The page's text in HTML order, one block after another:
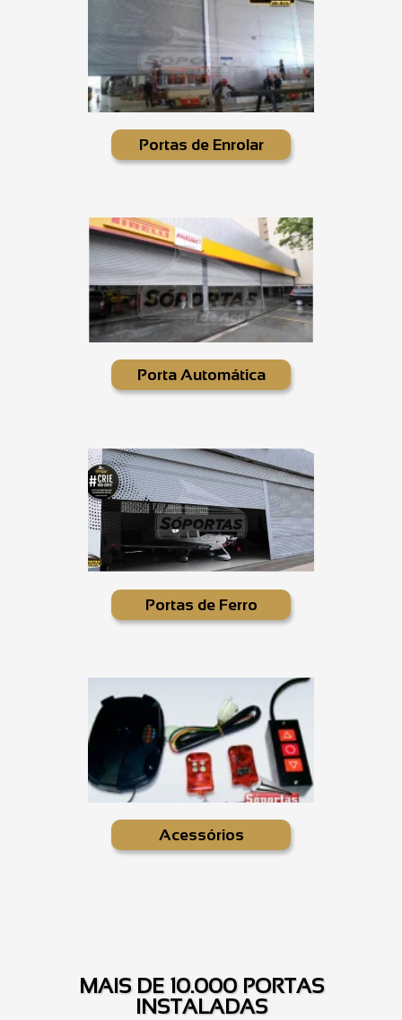
Portas de Enrolar
Porta Automática
Portas de Ferro
Acessórios
MAIS DE 10.000 PORTAS
INSTALADAS